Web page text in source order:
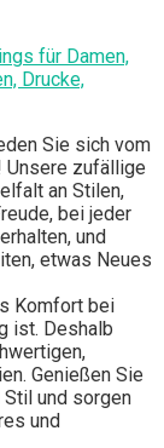
für Damen,
Drucke,
Sie sich vom
Unsere zufällige
an Stilen,
bei jeder
und
etwas Neues
Komfort bei
ist. Deshalb
Genießen Sie
und sorgen
und